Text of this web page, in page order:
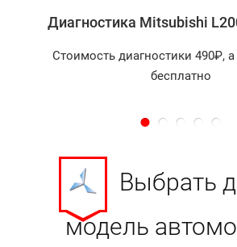
Диагностика Mitsubishi
Стоимость диагностики 490₽,
бесплатно
Выбрать
модель